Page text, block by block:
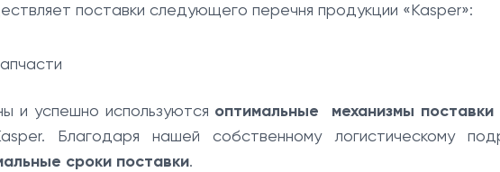
поставки следующего перечня продукции «Kasper»:
и успешно используются оптимальные механизмы поставки
Благодаря нашей собственному логистическому
сроки поставки.